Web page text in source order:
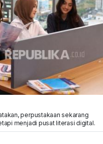
perpustakaan sekarang
menjadi pusat literasi digital.